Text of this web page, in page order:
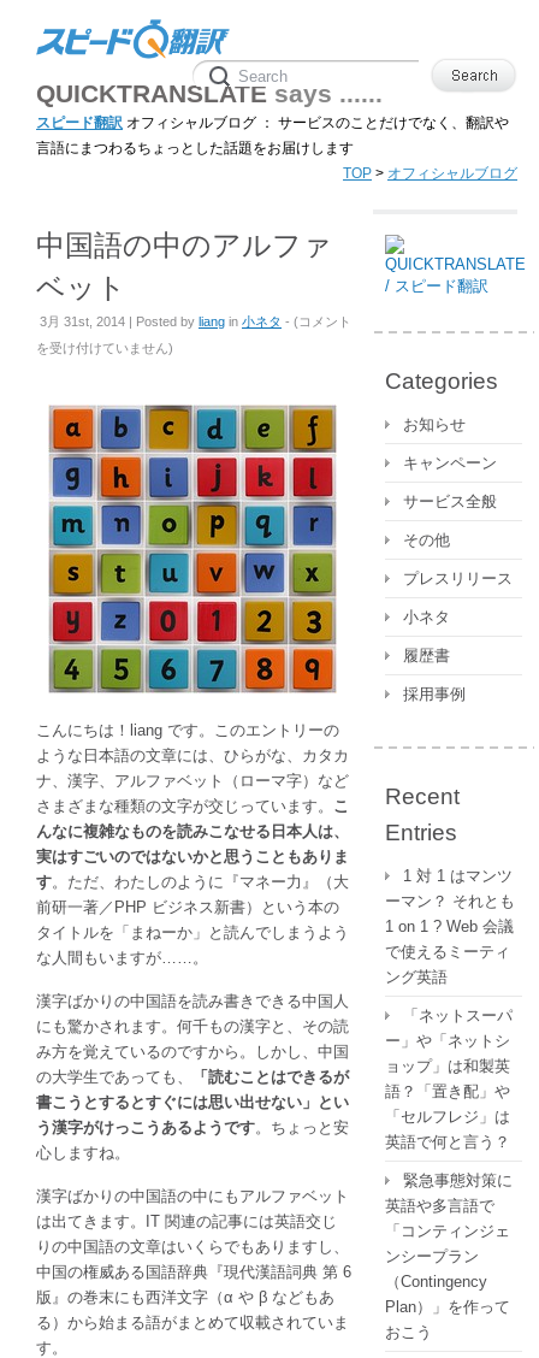
QUICKTRANSLATE says ......
スピード翻訳 オフィシャルブログ ： サービスのことだけでなく、翻訳や
言語にまつわるちょっとした話題をお届けします
TOP > オフィシャルブログ
中国語の中のアルファ
ベット
3月 31st, 2014 | Posted by liang in 小ネタ - (中
中
の
ア
ル
フ
ァ
ベ
ッ
ト
は
コメント
を受け付けていません)
こんにちは！liang です。このエントリーの
ような日本語の文章には、ひらがな、カタカ
ナ、漢字、アルファベット（ローマ字）など
さまざまな種類の文字が交じっています。 こ
んなに複雑なものを読みこなせる日本人は、
実はすごいのではないかと思うこともありま
す。ただ、わたしのように『マネー力』（大
前研一著／PHP ビジネス新書）という本の
タイトルを「まねーか」と読んでしまうよう
な人間もいますが……。
漢字ばかりの中国語を読み書きできる中国人
にも驚かされます。何千もの漢字と、その読
み方を覚えているのですから。しかし、中国
の大学生であっても、
「読むことはできるが
書こうとするとすぐには思い出せない」とい
う漢字がけっこうあるようです。ちょっと安
心しますね。
漢字ばかりの中国語の中にもアルファベット
は出てきます。IT 関連の記事には英語交じ
りの中国語の文章はいくらでもありますし、
中国の権威ある国語辞典『現代漢語詞典 第 6
版』の巻末にも西洋文字（α や β などもあ
る）から始まる語がまとめて収載されていま
す。
Categories
お知らせ
キャンペーン
サービス全般
その他
プレスリリース
小ネタ
履歴書
採用事例
Recent
Entries
1 対 1 はマンツ
ーマン？ それとも
1 on 1 ? Web 会議
で使えるミーティ
ング英語
「ネットスーパ
ー」や「ネットシ
ョップ」は和製英
語？「置き配」や
「セルフレジ」は
英語で何と言う？
緊急事態対策に
英語や多言語で
「コンティンジェ
ンシープラン
（Contingency
Plan）」を作って
おこう